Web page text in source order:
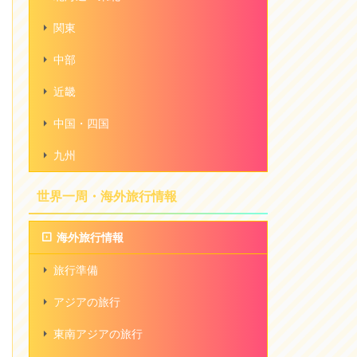
関東
中部
近畿
中国・四国
九州
世界一周・海外旅行情報
海外旅行情報
旅行準備
アジアの旅行
東南アジアの旅行